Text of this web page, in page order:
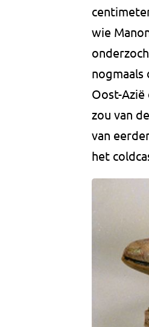
wie
nogmaals
Oost-
zou van
van
het